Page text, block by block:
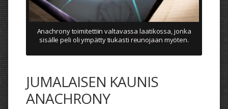
Anachrony toimitettiin valtavassa laatikossa, jonka
sisälle peli oli ympätty tiukasti reunojaan myöten.
JUMALAISEN KAUNIS
ANACHRONY